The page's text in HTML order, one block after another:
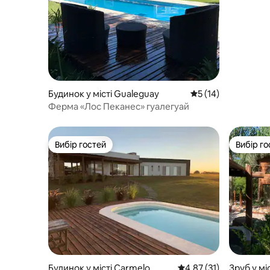
Будинок у місті Gualeguay Середня оцінка: 5
5 (14)
Ферма «Лос Пеканес» гуалегуай
Вибір гостей
Вибір гостей Вибір
Вибір